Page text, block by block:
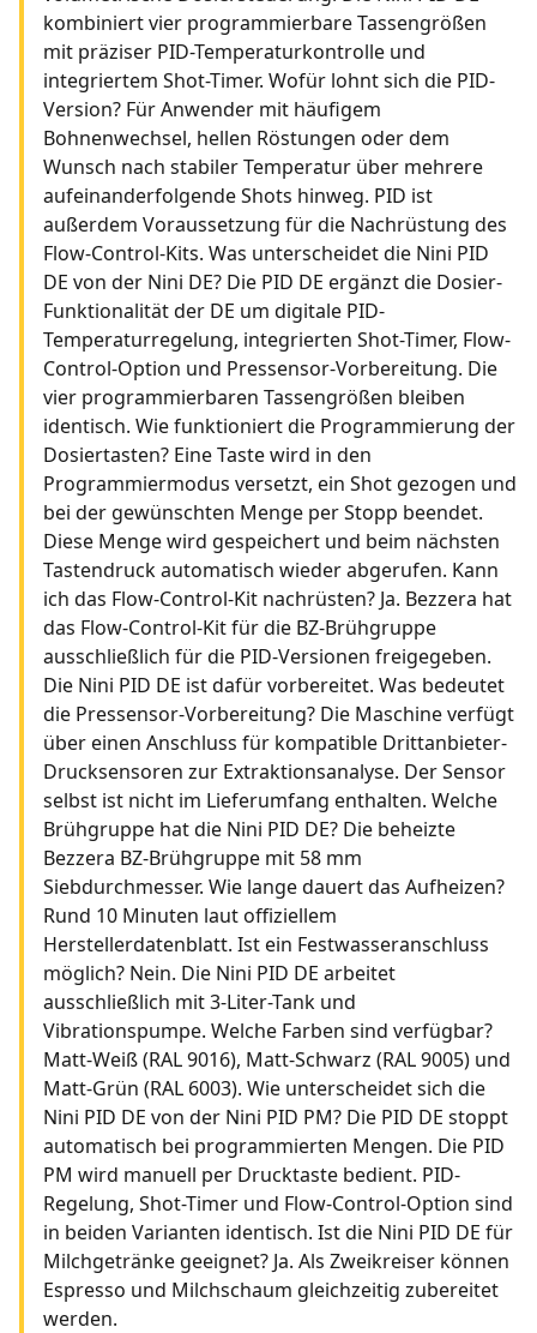
kombiniert vier programmierbare Tassengrößen
mit präziser PID-Temperaturkontrolle und
integriertem Shot-Timer. Wofür lohnt sich die PID-
Version? Für Anwender mit häufigem
Bohnenwechsel, hellen Röstungen oder dem
Wunsch nach stabiler Temperatur über mehrere
aufeinanderfolgende Shots hinweg. PID ist
außerdem Voraussetzung für die Nachrüstung des
Flow-Control-Kits. Was unterscheidet die Nini PID
DE von der Nini DE? Die PID DE ergänzt die Dosier-
Funktionalität der DE um digitale PID-
Temperaturregelung, integrierten Shot-Timer, Flow-
Control-Option und Pressensor-Vorbereitung. Die
vier programmierbaren Tassengrößen bleiben
identisch. Wie funktioniert die Programmierung der
Dosiertasten? Eine Taste wird in den
Programmiermodus versetzt, ein Shot gezogen und
bei der gewünschten Menge per Stopp beendet.
Diese Menge wird gespeichert und beim nächsten
Tastendruck automatisch wieder abgerufen. Kann
ich das Flow-Control-Kit nachrüsten? Ja. Bezzera hat
das Flow-Control-Kit für die BZ-Brühgruppe
ausschließlich für die PID-Versionen freigegeben.
Die Nini PID DE ist dafür vorbereitet. Was bedeutet
die Pressensor-Vorbereitung? Die Maschine verfügt
über einen Anschluss für kompatible Drittanbieter-
Drucksensoren zur Extraktionsanalyse. Der Sensor
selbst ist nicht im Lieferumfang enthalten. Welche
Brühgruppe hat die Nini PID DE? Die beheizte
Bezzera BZ-Brühgruppe mit 58 mm
Siebdurchmesser. Wie lange dauert das Aufheizen?
Rund 10 Minuten laut offiziellem
Herstellerdatenblatt. Ist ein Festwasseranschluss
möglich? Nein. Die Nini PID DE arbeitet
ausschließlich mit 3-Liter-Tank und
Vibrationspumpe. Welche Farben sind verfügbar?
Matt-Weiß (RAL 9016), Matt-Schwarz (RAL 9005) und
Matt-Grün (RAL 6003). Wie unterscheidet sich die
Nini PID DE von der Nini PID PM? Die PID DE stoppt
automatisch bei programmierten Mengen. Die PID
PM wird manuell per Drucktaste bedient. PID-
Regelung, Shot-Timer und Flow-Control-Option sind
in beiden Varianten identisch. Ist die Nini PID DE für
Milchgetränke geeignet? Ja. Als Zweikreiser können
Espresso und Milchschaum gleichzeitig zubereitet
werden.